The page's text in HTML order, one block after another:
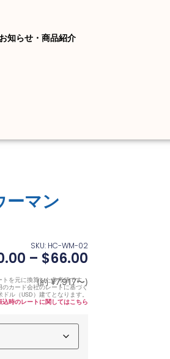
お知らせ・商品紹介
マン
SKU: HC-WM-02
– $66.00
(約 ¥7,917〜)
を元に換算した参考値です。
カード会社のレートに基づく
ドル（USD）建てとなります。
込時のレートに関してはこちら